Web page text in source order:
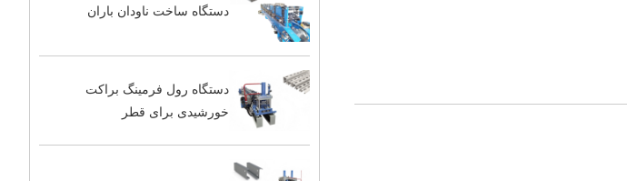
دستگاه ساخت ناودان باران
دستگاه رول فرمینگ براکت
خورشیدی برای قطر